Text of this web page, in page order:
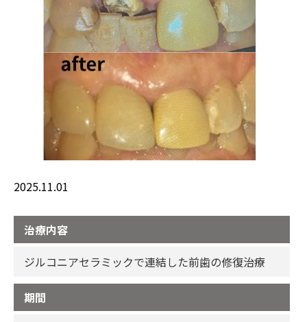
2025.11.01
治療内容
ジルコニアセラミックで連結した前歯の修復治療
期間